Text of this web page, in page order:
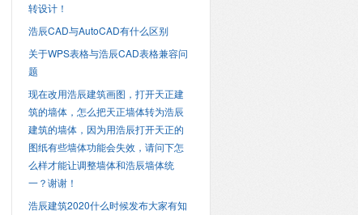
转设计！
浩辰CAD与AutoCAD有什么区别
关于WPS表格与浩辰CAD表格兼容问
题
现在改用浩辰建筑画图，打开天正建
筑的墙体，怎么把天正墙体转为浩辰
建筑的墙体，因为用浩辰打开天正的
图纸有些墙体功能会失效，请问下怎
么样才能让调整墙体和浩辰墙体统
一？谢谢！
浩辰建筑2020什么时候发布大家有知